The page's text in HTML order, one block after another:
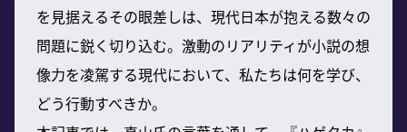
を見据えるその眼差しは、現代日本が抱える数々の
問題に鋭く切り込む。激動のリアリティが小説の想
像力を凌駕する現代において、私たちは何を学び、
どう行動すべきか。